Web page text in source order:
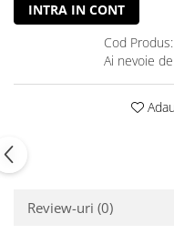
INTRA IN CONT
Cod Produs:
Ai nevoie
Review-uri (0)